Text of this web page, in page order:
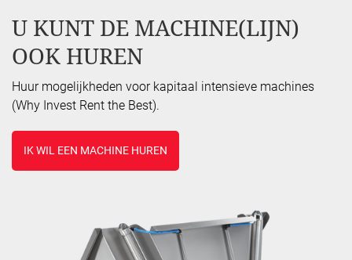
U KUNT DE MACHINE(LIJN)
OOK HUREN
Huur mogelijkheden voor kapitaal intensieve machines
(Why Invest Rent the Best).
IK WIL EEN MACHINE HUREN